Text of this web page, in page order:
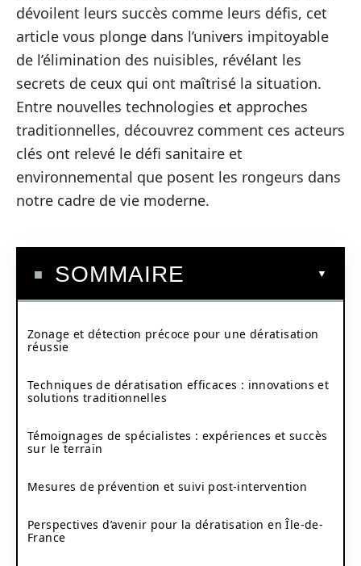
dévoilent leurs succès comme leurs défis, cet
article vous plonge dans l’univers impitoyable
de l’élimination des nuisibles, révélant les
secrets de ceux qui ont maîtrisé la situation.
Entre nouvelles technologies et approches
traditionnelles, découvrez comment ces acteurs
clés ont relevé le défi sanitaire et
environnemental que posent les rongeurs dans
notre cadre de vie moderne.
SOMMAIRE
Zonage et détection précoce pour une dératisation
réussie
Techniques de dératisation efficaces : innovations et
solutions traditionnelles
Témoignages de spécialistes : expériences et succès
sur le terrain
Mesures de prévention et suivi post-intervention
Perspectives d’avenir pour la dératisation en Île-de-
France